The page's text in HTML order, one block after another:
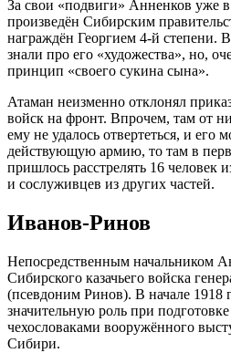
За свои «подвиги» Анненков уже
произведён Сибирским
награждён Георгием 4-й степени.
знали про его «художества», но,
принцип «своего сукина сына».
Атаман неизменно отклонял
войск на фронт. Впрочем, там от
ему не удалось отвертеться, и
действующую армию, то там в
пришлось расстрелять 16 человек
и сослуживцев из других частей.
Иванов-Ринов
Непосредственным начальником
Сибирского казачьего войска
(псевдоним Ринов). В начале 1918
значительную роль при
чехословаками вооружённого
Сибири.